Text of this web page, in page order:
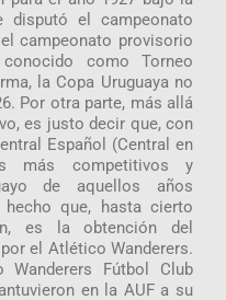
disputó el campeonato
campeonato provisorio
como Torneo
la Copa Uruguaya no
Por otra parte, más allá
es justo decir que, con
Español (Central en
más competitivos y
de aquellos años
hecho que, hasta cierto
es la obtención del
el Atlético Wanderers.
Wanderers Fútbol Club
en la AUF a su